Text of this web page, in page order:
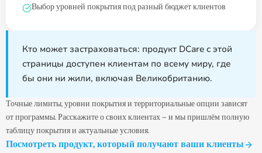
Выбор уровней покрытия под разный бюджет клиентов
Кто может застраховаться: продукт DCare с этой
страницы доступен клиентам по всему миру, где
бы они ни жили, включая Великобританию.
Точные лимиты, уровни покрытия и территориальные опции зависят
от программы. Расскажите о своих клиентах — и мы пришлём полную
таблицу покрытия и актуальные условия.
Посмотреть продукт, который получают ваши клиенты